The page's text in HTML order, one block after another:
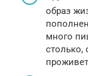
образ
много
столько,